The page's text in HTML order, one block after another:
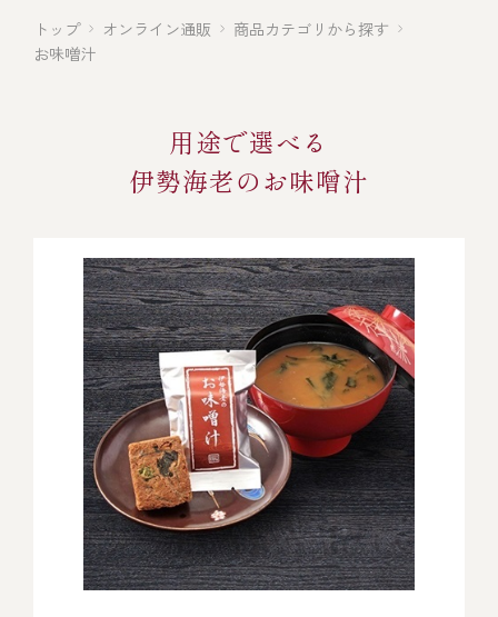
(生おせち/おせち冷凍)
(中納言/鉄板焼ひかり)
（中納言厨房）
製薬会社・MR
プライバシーポリシー
採用情報
取引先エントリー
スープ・スープカレー
レストラン商品
全ての商品を見る
鉄板焼ひかり
中納言
伊勢海老料理（中納言厨房）
お弁当（冷凍）
その他
ギフト/贈り物
価格で探す
トップ オンライン通販
商品カテゴリから探す
お味噌汁
用途で選べる
伊勢海老のお味噌汁